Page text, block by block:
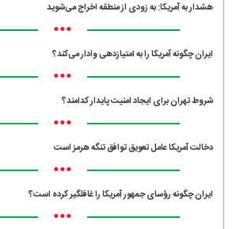
هشدار به آمریکا: به زودی از منطقه اخراج می‌شوید
•••
ایران چگونه آمریکا را به امتیازدهی وادار می‌کند؟
•••
شروط تهران برای ایجاد امنیت پایدار کدامند؟
•••
دخالت آمریکا عامل تعویق توافق تنگه هرمز است
•••
ایران چگونه رؤسای جمهور آمریکا را غافلگیر کرده است؟
•••